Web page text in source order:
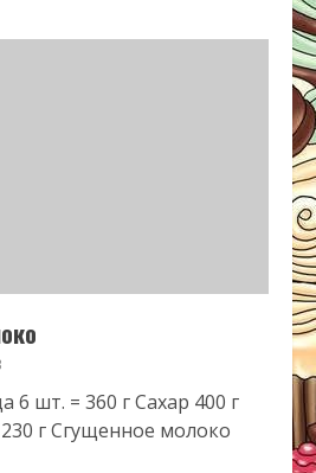
6 шт. = 360 г Сахар 400 г
г Сгущенное молоко